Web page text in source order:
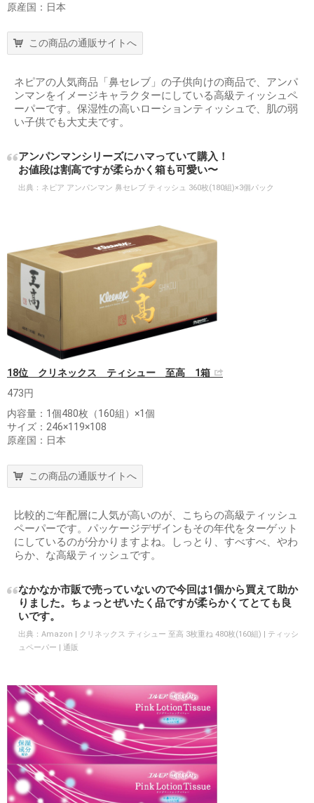
原産国：日本
この商品の通販サイトへ
ネピアの人気商品「鼻セレブ」の子供向けの商品で、アンパ
ンマンをイメージキャラクターにしている高級ティッシュペ
ーパーです。保湿性の高いローションティッシュで、肌の弱
い子供でも大丈夫です。
アンパンマンシリーズにハマっていて購入！
お値段は割高ですが柔らかく箱も可愛い〜
出典： ネピア アンパンマン 鼻セレブ ティッシュ 360枚(180組)×3個パック
18位 クリネックス ティシュー 至高 1箱
473円
内容量：1個480枚（160組）×1個
サイズ：246×119×108
原産国：日本
この商品の通販サイトへ
比較的ご年配層に人気が高いのが、こちらの高級ティッシュ
ペーパーです。パッケージデザインもその年代をターゲット
にしているのが分かりますよね。しっとり、すべすべ、やわ
らか、な高級ティッシュです。
なかなか市販で売っていないので今回は1個から買えて助か
りました。ちょっとぜいたく品ですが柔らかくてとても良
いです。
出典： Amazon | クリネックス ティシュー 至高 3枚重ね 480枚(160組) | ティッシ
ュペーパー | 通販